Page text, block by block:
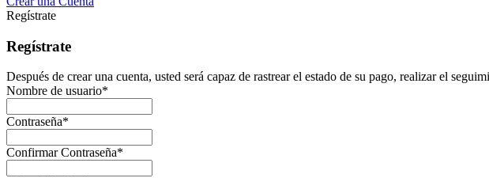
Regístrate
Regístrate
Después de crear una cuenta, usted será capaz de rastrear el estado de su pago, realizar el
Nombre de usuario*
Contraseña*
Confirmar Contraseña*